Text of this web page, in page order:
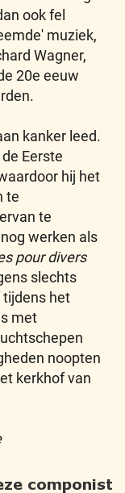
ook fel
muziek,
Wagner,
20e eeuw
kanker leed.
Eerste
hij het
te
te
werken als
pour divers
slechts
tijdens het
met
noopten
kerkhof van
componist